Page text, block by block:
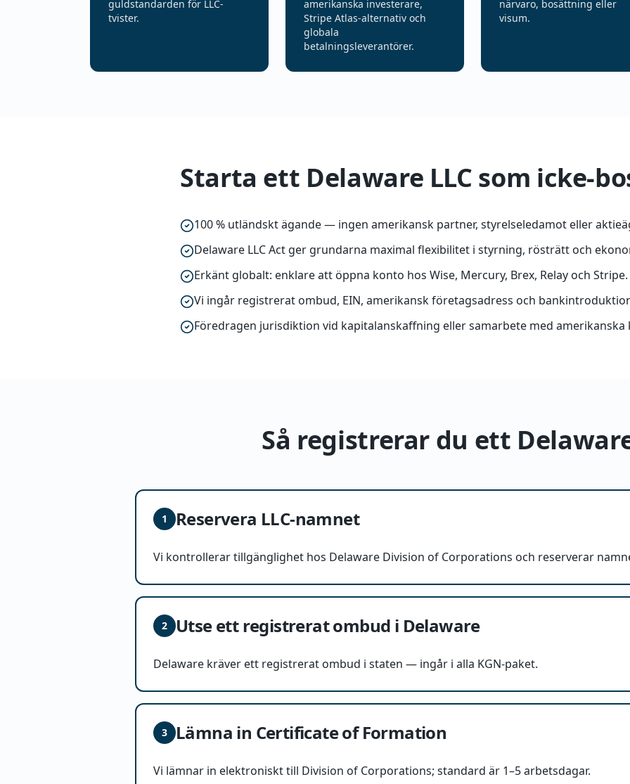
guldstandarden för LLC-
tvister.
amerikanska investerare,
Stripe Atlas-alternativ och
globala
betalningsleverantörer.
närvaro, bosättning eller
visum.
Starta ett Delaware LLC som icke-
100 % utländskt ägande — ingen amerikansk partner, styrelseledamot eller
Delaware LLC Act ger grundarna maximal flexibilitet i styrning, rösträtt och
Erkänt globalt: enklare att öppna konto hos Wise, Mercury, Brex, Relay och Stripe.
Vi ingår registrerat ombud, EIN, amerikansk företagsadress och
Föredragen jurisdiktion vid kapitalanskaffning eller samarbete med amerikanska
Så registrerar du ett
1 Reservera LLC-namnet
Vi kontrollerar tillgänglighet hos Delaware Division of Corporations och reserverar
2 Utse ett registrerat ombud i Delaware
Delaware kräver ett registrerat ombud i staten — ingår i alla KGN-paket.
3 Lämna in Certificate of Formation
Vi lämnar in elektroniskt till Division of Corporations; standard är 1–5 arbetsdagar.